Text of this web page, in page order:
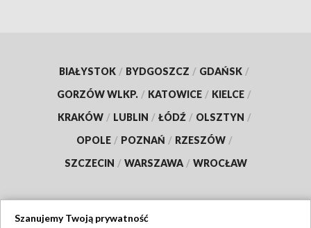
BIAŁYSTOK / BYDGOSZCZ / GDAŃSK /
GORZÓW WLKP. / KATOWICE / KIELCE /
KRAKÓW / LUBLIN / ŁÓDŹ / OLSZTYN /
OPOLE / POZNAŃ / RZESZÓW /
SZCZECIN / WARSZAWA / WROCŁAW
Szanujemy Twoją prywatność